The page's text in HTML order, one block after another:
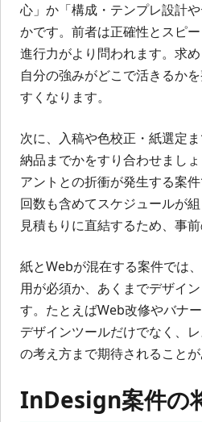
心」か「構成・テンプレ設計
かです。前者は正確性とスピ
進行力がより問われます。求め
自分の強みがどこで活きるか
すくなります。
次に、入稿や色校正・紙選定
納品までかをすり合わせまし
アントとの折衝が発生する案
回数も含めてスケジュールが
見積もりに直結するため、事前
紙とWebが混在する案件では
用が必須か、あくまでデザイ
す。たとえばWeb改修やバナ
デザインツールだけでなく、
の考え方まで期待されることが
InDesign案件の